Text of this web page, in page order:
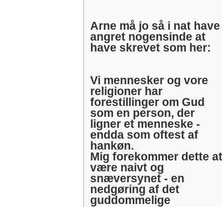
Arne må jo så i nat have
angret nogensinde at
have skrevet som her:
Vi mennesker og vore
religioner har
forestillinger om Gud
som en person, der
ligner et menneske -
endda som oftest af
hankøn.
Mig forekommer dette at
være naivt og
snæversynet - en
nedgøring af det
guddommelige